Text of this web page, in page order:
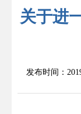
关于进
发布时间：